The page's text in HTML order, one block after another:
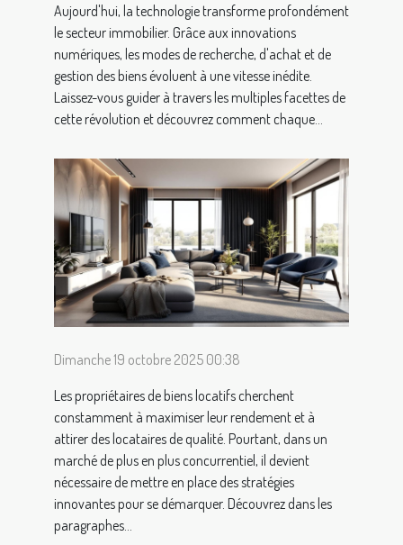
Aujourd'hui, la technologie transforme profondément
le secteur immobilier. Grâce aux innovations
numériques, les modes de recherche, d'achat et de
gestion des biens évoluent à une vitesse inédite.
Laissez-vous guider à travers les multiples facettes de
cette révolution et découvrez comment chaque...
Dimanche 19 octobre 2025 00:38
Les propriétaires de biens locatifs cherchent
constamment à maximiser leur rendement et à
attirer des locataires de qualité. Pourtant, dans un
marché de plus en plus concurrentiel, il devient
nécessaire de mettre en place des stratégies
innovantes pour se démarquer. Découvrez dans les
paragraphes...